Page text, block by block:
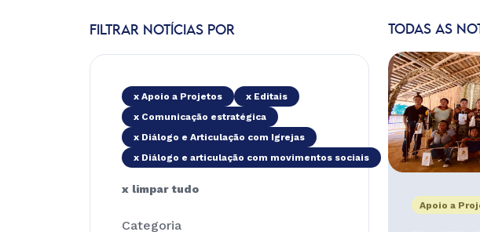
FILTRAR NOTÍCIAS POR
x Apoio a Projetos
x Editais
x Comunicação estratégica
x Diálogo e Articulação com Igrejas
x Diálogo e articulação com movimentos sociais
x limpar tudo
Categoria
TODAS AS
Apoio a